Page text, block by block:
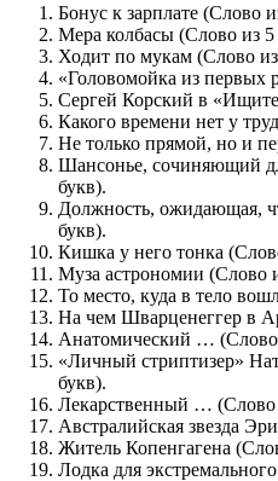
Бонус к зарплате (Слово
Мера колбасы (Слово из 5
Ходит по мукам (Слово
«Головомойка из первых
Сергей Корский в
Какого времени нет у
Не только прямой, но и
Шансонье, сочиняющий
букв).
Должность, ожидающая,
букв).
Кишка у него тонка
Муза астрономии (Слово
То место, куда в тело
На чем Шварценеггер в
Анатомический … (Слово
«Личный стриптизер»
букв).
Лекарственный … (Слово
Австралийская звезда
Житель Копенгагена
Лодка для